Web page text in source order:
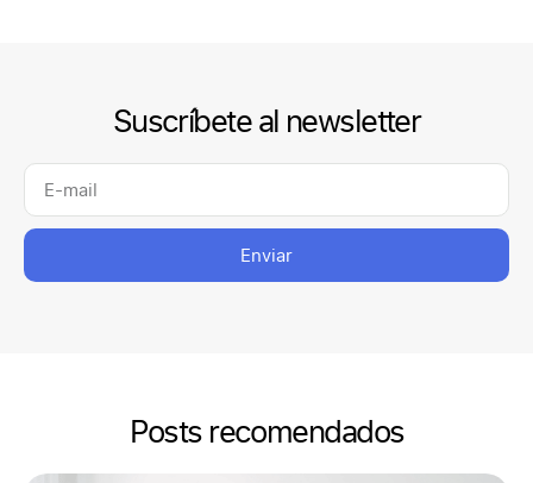
Suscríbete al newsletter
Enviar
Posts recomendados